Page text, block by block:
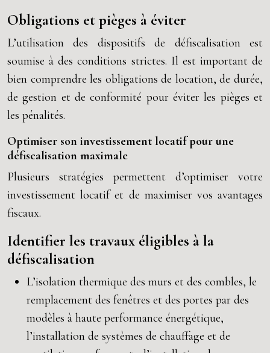
Obligations et pièges à éviter
L’utilisation des dispositifs de défiscalisation est
soumise à des conditions strictes. Il est important de
bien comprendre les obligations de location, de durée,
de gestion et de conformité pour éviter les pièges et
les pénalités.
Optimiser son investissement locatif pour une
défiscalisation maximale
Plusieurs stratégies permettent d’optimiser votre
investissement locatif et de maximiser vos avantages
fiscaux.
Identifier les travaux éligibles à la
défiscalisation
L’isolation thermique des murs et des combles, le
remplacement des fenêtres et des portes par des
modèles à haute performance énergétique,
l’installation de systèmes de chauffage et de